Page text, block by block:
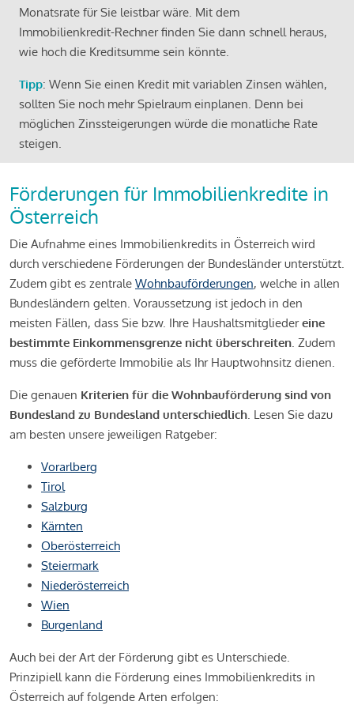
Monatsrate für Sie leistbar wäre. Mit dem
Immobilienkredit-Rechner finden Sie dann schnell heraus,
wie hoch die Kreditsumme sein könnte.
Tipp: Wenn Sie einen Kredit mit variablen Zinsen wählen,
sollten Sie noch mehr Spielraum einplanen. Denn bei
möglichen Zinssteigerungen würde die monatliche Rate
steigen.
Förderungen für Immobilienkredite in
Österreich
Die Aufnahme eines Immobilienkredits in Österreich wird
durch verschiedene Förderungen der Bundesländer unterstützt.
Zudem gibt es zentrale Wohnbauförderungen, welche in allen
Bundesländern gelten. Voraussetzung ist jedoch in den
meisten Fällen, dass Sie bzw. Ihre Haushaltsmitgliedereine
bestimmte Einkommensgrenze nicht überschreiten. Zudem
muss die geförderte Immobilie als Ihr Hauptwohnsitz dienen.
Die genauen Kriterien für die Wohnbauförderung sind von
Bundesland zu Bundesland unterschiedlich. Lesen Sie dazu
am besten unsere jeweiligen Ratgeber:
Vorarlberg
Tirol
Salzburg
Kärnten
Oberösterreich
Steiermark
Niederösterreich
Wien
Burgenland
Auch bei der Art der Förderung gibt es Unterschiede.
Prinzipiell kann die Förderung eines Immobilienkredits in
Österreich auf folgende Arten erfolgen: